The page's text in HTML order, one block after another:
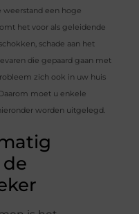
weerstand een hoge
het voor als geleidende
schade aan het
die gepaard gaan met
zich ook in uw huis
moet u enkele
worden uitgelegd.